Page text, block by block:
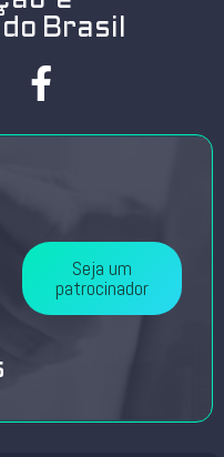
Brasil
Seja um
patrocinador